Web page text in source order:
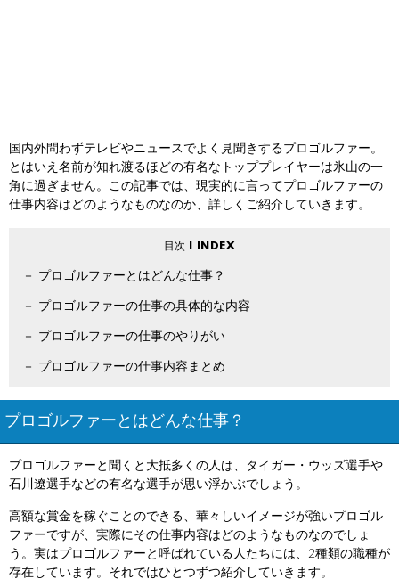
国内外問わずテレビやニュースでよく見聞きするプロゴルファー。
とはいえ名前が知れ渡るほどの有名なトッププレイヤーは氷山の一
角に過ぎません。この記事では、現実的に言ってプロゴルファーの
仕事内容はどのようなものなのか、詳しくご紹介していきます。
プロゴルファーとはどんな仕事？
プロゴルファーの仕事の具体的な内容
プロゴルファーの仕事のやりがい
プロゴルファーの仕事内容まとめ
プロゴルファーとはどんな仕事？
プロゴルファーと聞くと大抵多くの人は、タイガー・ウッズ選手や
石川遼選手などの有名な選手が思い浮かぶでしょう。
高額な賞金を稼ぐことのできる、華々しいイメージが強いプロゴル
ファーですが、実際にその仕事内容はどのようなものなのでしょ
う。実はプロゴルファーと呼ばれている人たちには、2種類の職種が
存在しています。それではひとつずつ紹介していきます。